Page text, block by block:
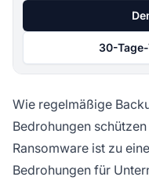
30-
Wie regelmäßige
Bedrohungen schützen
Ransomware ist zu
Bedrohungen für